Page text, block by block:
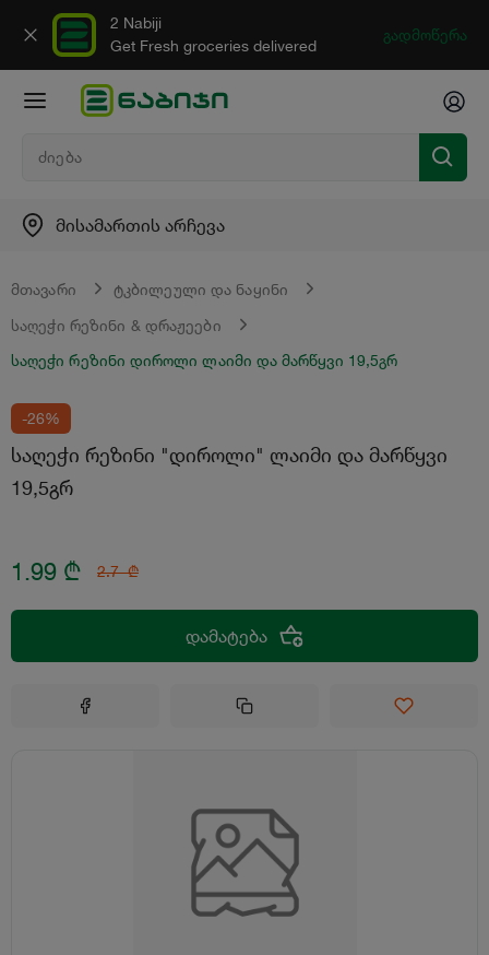
2 Nabiji
Get Fresh groceries delivered
გადმოწერა
მისამართის არჩევა
მთავარი ტკბილეული და ნაყინი
საღეჭი რეზინი & დრაჟეები
საღეჭი რეზინი დიროლი ლაიმი და მარწყვი 19,5გრ
-26%
საღეჭი რეზინი "დიროლი" ლაიმი და მარწყვი
19,5გრ
1.99 ₾ 2.7 ₾
დამატება